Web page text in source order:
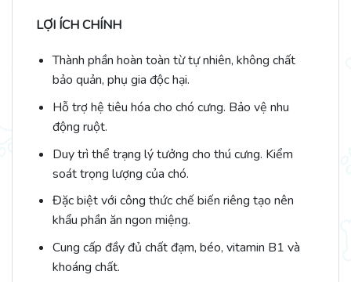
LỢI ÍCH CHÍNH
Thành phần hoàn toàn từ tự nhiên, không chất
bảo quản, phụ gia độc hại.
Hỗ trợ hệ tiêu hóa cho chó cưng. Bảo vệ nhu
động ruột.
Duy trì thể trạng lý tưởng cho thú cưng. Kiểm
soát trọng lượng của chó.
Đặc biệt với công thức chế biến riêng tạo nên
khẩu phần ăn ngon miệng.
Cung cấp đầy đủ chất đạm, béo, vitamin B1 và
khoáng chất.